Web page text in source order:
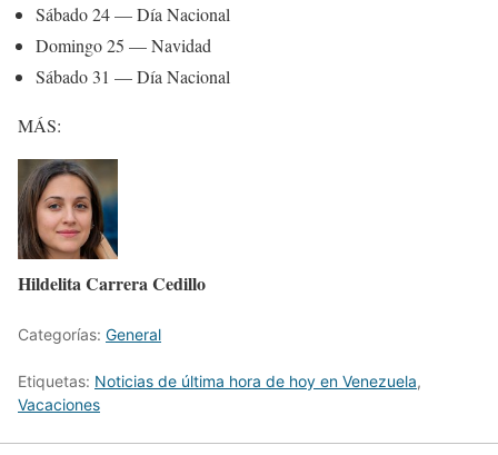
Sábado 24 — Día Nacional
Domingo 25 — Navidad
Sábado 31 — Día Nacional
MÁS:
Hildelita Carrera Cedillo
Categorías: General
Etiquetas: Noticias de última hora de hoy en Venezuela,
Vacaciones